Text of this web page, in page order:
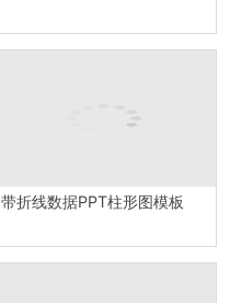
带折线数据PPT柱形图模板